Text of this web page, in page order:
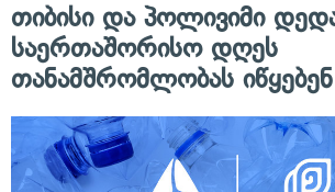
თიბისი და პოლივიმი
საერთაშორისო დღეს
თანამშრომლობას იწყებენ